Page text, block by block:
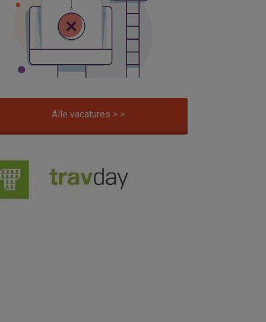
Alle vacatures > >